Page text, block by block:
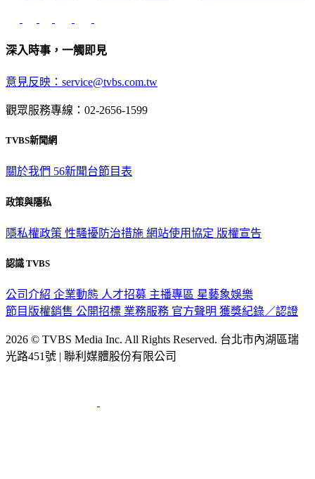
深入時事，一觸即見
意見反映：service@tvbs.com.tw
觀眾服務專線：02-2656-1599
TVBS新聞網
關於我們 56新聞台節目表
政策與隱私
隱私權政策 性騷擾防治措施 網站使用協定 版權宣告
認識 TVBS
公司介紹 企業動態 人才招募 主播專區 星藝象娛樂
節目版權銷售 公開招標 業務服務 官方聲明 獲獎紀錄／認證
2026 © TVBS Media Inc. All Rights Reserved. 台北市內湖區瑞
光路451號 | 聯利媒體股份有限公司